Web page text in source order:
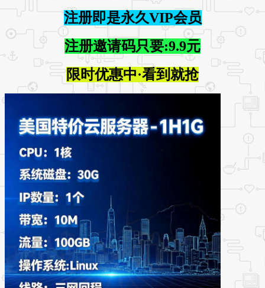
注册即是永久VIP会员
注册邀请码只要:9.9元
限时优惠中·看到就抢